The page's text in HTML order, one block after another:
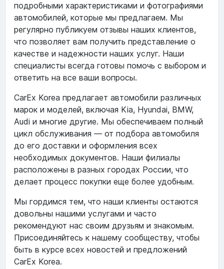
подробными характеристиками и фотографиями
автомобилей, которые мы предлагаем. Мы
регулярно публикуем отзывы наших клиентов,
что позволяет вам получить представление о
качестве и надежности наших услуг. Наши
специалисты всегда готовы помочь с выбором и
ответить на все ваши вопросы.
CarEx Korea предлагает автомобили различных
марок и моделей, включая Kia, Hyundai, BMW,
Audi и многие другие. Мы обеспечиваем полный
цикл обслуживания — от подбора автомобиля
до его доставки и оформления всех
необходимых документов. Наши филиалы
расположены в разных городах России, что
делает процесс покупки еще более удобным.
Мы гордимся тем, что наши клиенты остаются
довольны нашими услугами и часто
рекомендуют нас своим друзьям и знакомым.
Присоединяйтесь к нашему сообществу, чтобы
быть в курсе всех новостей и предложений
CarEx Korea.